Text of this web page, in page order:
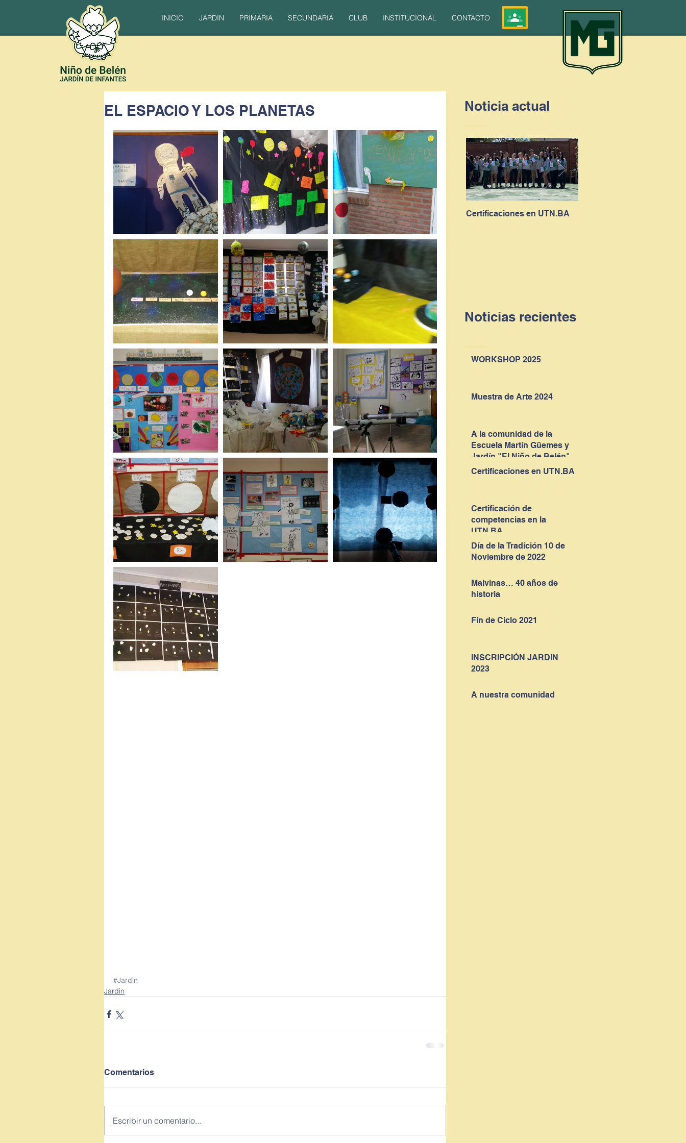
INICIO JARDIN PRIMARIA SECUNDARIA CLUB INSTITUCIONAL CONTACTO
Noticia actual
Certificaciones en UTN.BA
Noticias recientes
WORKSHOP 2025
Muestra de Arte 2024
A la comunidad de la
Escuela Martín Güemes y
Jardín "El Niño de Belén"
Certificaciones en UTN.BA
Certificación de
competencias en la
UTN.BA
Día de la Tradición 10 de
Noviembre de 2022
Malvinas… 40 años de
historia
Fin de Ciclo 2021
INSCRIPCIÓN JARDIN
2023
A nuestra comunidad
EL ESPACIO Y LOS PLANETAS
#Jardin
Jardin
Comentarios
Escribir un comentario...